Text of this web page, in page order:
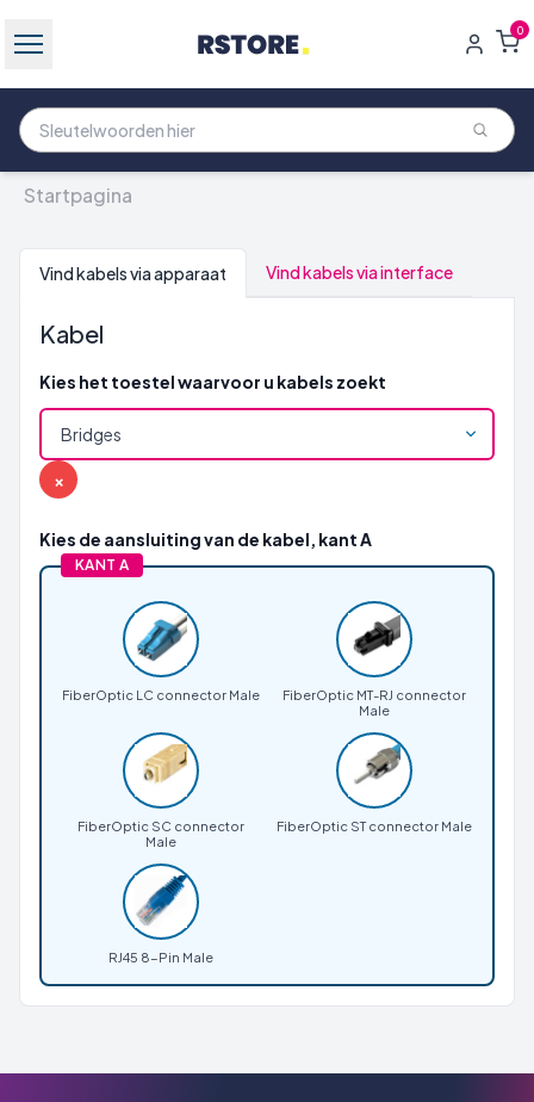
0
Startpagina
Vind kabels via apparaat Vind kabels via interface
Kabel
Kies het toestel waarvoor u kabels zoekt
×
Kies de aansluiting van de kabel, kant A
KANT A
FiberOptic LC connector Male
FiberOptic MT-RJ connector
Male
FiberOptic SC connector
Male
FiberOptic ST connector Male
RJ45 8-Pin Male